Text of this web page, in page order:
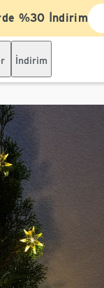
%30 İndirim
İndirim